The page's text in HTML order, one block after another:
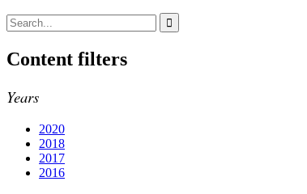
Content filters
Years
2020
2018
2017
2016